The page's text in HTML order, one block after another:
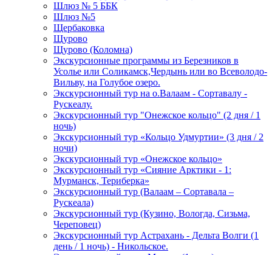
Шлюз № 5 ББК
Шлюз №5
Щербаковка
Щурово
Щурово (Коломна)
Экскурсионные программы из Березников в
Усолье или Соликамск,Чердынь или во Всеволодо-
Вильву, на Голубое озеро.
Экскурсионный тур на о.Валаам - Сортавалу -
Рускеалу.
Экскурсионный тур "Онежское кольцо" (2 дня / 1
ночь)
Экскурсионный тур «Кольцо Удмуртии» (3 дня / 2
ночи)
Экскурсионный тур «Онежское кольцо»
Экскурсионный тур «Сияние Арктики - 1:
Мурманск, Териберка»
Экскурсионный тур (Валаам – Сортавала –
Рускеала)
Экскурсионный тур (Кузино, Вологда, Сизьма,
Череповец)
Экскурсионный тур Астрахань - Дельта Волги (1
день / 1 ночь) - Никольское.